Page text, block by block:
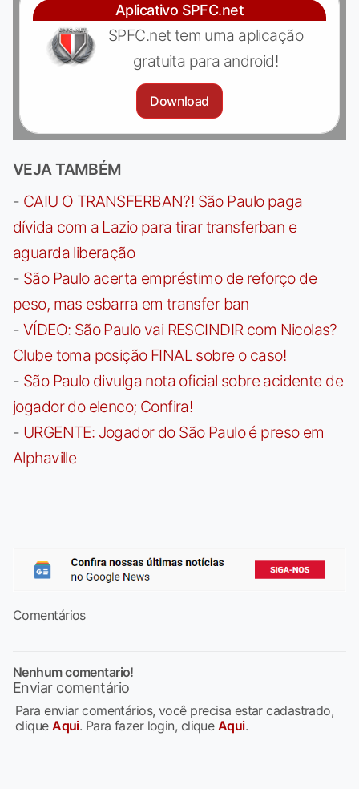
Aplicativo SPFC.net
SPFC.net tem uma aplicação
gratuita para android!
Download
VEJA TAMBÉM
- CAIU O TRANSFERBAN?! São Paulo paga
dívida com a Lazio para tirar transferban e
aguarda liberação
- São Paulo acerta empréstimo de reforço de
peso, mas esbarra em transfer ban
- VÍDEO: São Paulo vai RESCINDIR com Nicolas?
Clube toma posição FINAL sobre o caso!
- São Paulo divulga nota oficial sobre acidente de
jogador do elenco; Confira!
- URGENTE: Jogador do São Paulo é preso em
Alphaville
Comentários
Nenhum comentario!
Enviar comentário
Para enviar comentários, você precisa estar cadastrado,
cliqueAqui. Para fazer login, clique Aqui.